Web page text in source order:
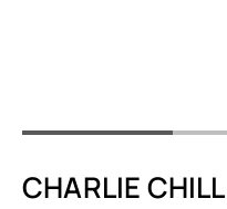
CHARLIE CHILL